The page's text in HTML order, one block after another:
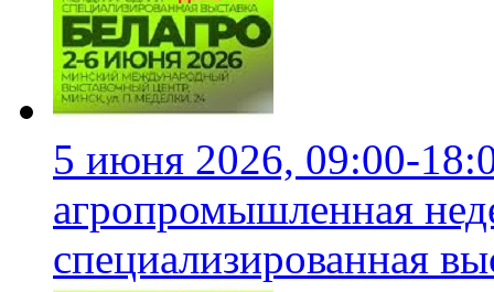
5 июня 2026, 09:00-
агропромышленная
специализированная